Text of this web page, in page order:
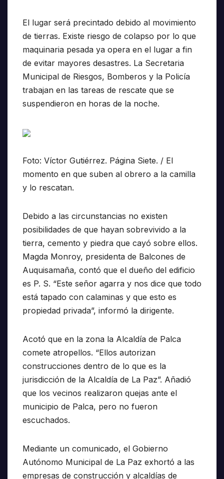
El lugar será precintado debido al movimiento
de tierras. Existe riesgo de colapso por lo que
maquinaria pesada ya opera en el lugar a fin
de evitar mayores desastres. La Secretaria
Municipal de Riesgos, Bomberos y la Policía
trabajan en las tareas de rescate que se
suspendieron en horas de la noche.
Foto: Víctor Gutiérrez. Página Siete. / El
momento en que suben al obrero a la camilla
y lo rescatan.
Debido a las circunstancias no existen
posibilidades de que hayan sobrevivido a la
tierra, cemento y piedra que cayó sobre ellos.
Magda Monroy, presidenta de Balcones de
Auquisamaña, contó que el dueño del edificio
es P. S. “Este señor agarra y nos dice que todo
está tapado con calaminas y que esto es
propiedad privada”, informó la dirigente.
Acotó que en la zona la Alcaldía de Palca
comete atropellos. “Ellos autorizan
construcciones dentro de lo que es la
jurisdicción de la Alcaldía de La Paz”. Añadió
que los vecinos realizaron quejas ante el
municipio de Palca, pero no fueron
escuchados.
Mediante un comunicado, el Gobierno
Autónomo Municipal de La Paz exhortó a las
empresas de construcción y alcaldías de